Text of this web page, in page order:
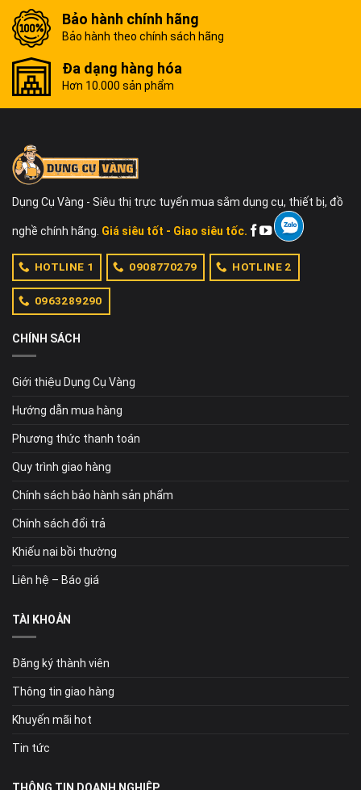
Bảo hành chính hãng
Bảo hành theo chính sách hãng
Đa dạng hàng hóa
Hơn 10.000 sản phẩm
Dụng Cụ Vàng - Siêu thị trực tuyến mua sắm dụng cụ, thiết bị, đồ
nghề chính hãng. Giá siêu tốt - Giao siêu tốc.
HOTLINE 1 0908770279 HOTLINE 2
0963289290
CHÍNH SÁCH
Giới thiệu Dụng Cụ Vàng
Hướng dẫn mua hàng
Phương thức thanh toán
Quy trình giao hàng
Chính sách bảo hành sản phẩm
Chính sách đổi trả
Khiếu nại bồi thường
Liên hệ – Báo giá
TÀI KHOẢN
Đăng ký thành viên
Thông tin giao hàng
Khuyến mãi hot
Tin tức